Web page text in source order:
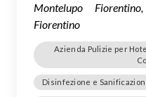
Montelupo
Fiorentino
Azienda Pulizie per
Disinfezione e